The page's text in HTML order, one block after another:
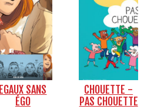
EGAUX SANS
ÉGO
CHOUETTE -
PAS CHOUETTE